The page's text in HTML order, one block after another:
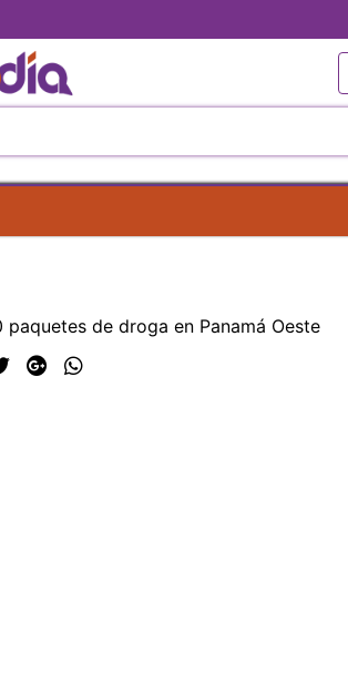
principal
paquetes de droga en Panamá Oeste